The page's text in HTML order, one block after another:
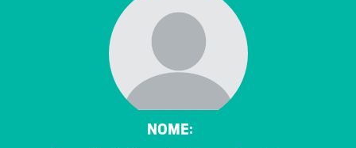
NOME: